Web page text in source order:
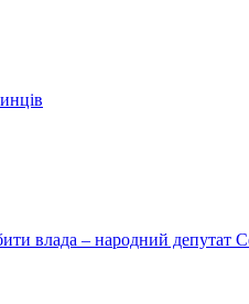
влада – народний депутат